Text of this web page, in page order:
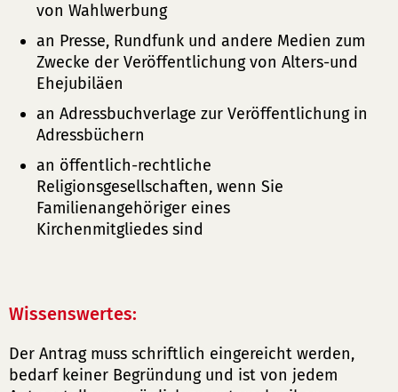
von Wahlwerbung
an Presse, Rundfunk und andere Medien zum
Zwecke der Veröffentlichung von Alters-und
Ehejubiläen
an Adressbuchverlage zur Veröffentlichung in
Adressbüchern
an öffentlich-rechtliche
Religionsgesellschaften, wenn Sie
Familienangehöriger eines
Kirchenmitgliedes sind
Wissenswertes:
Der Antrag muss schriftlich eingereicht werden,
bedarf keiner Begründung und ist von jedem